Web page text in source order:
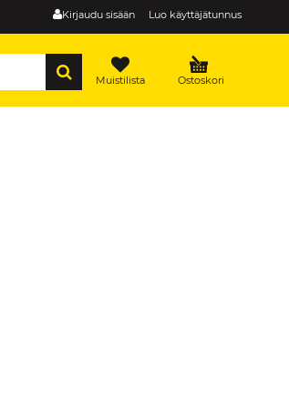
Kirjaudu sisään Luo käyttäjätunnus
Ostoskori
Muistilista